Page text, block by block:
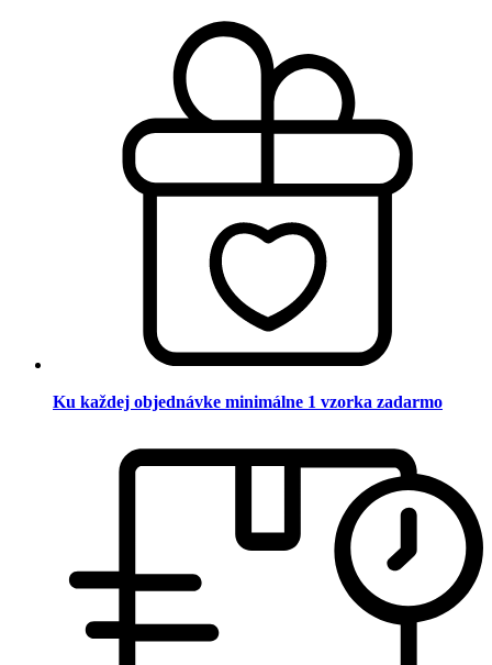
Ku každej objednávke minimálne 1 vzorka zadarmo